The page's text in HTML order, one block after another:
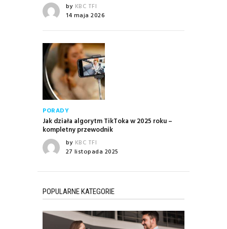
by KBC TFI
14 maja 2026
PORADY
Jak działa algorytm TikToka w 2025 roku –
kompletny przewodnik
by KBC TFI
27 listopada 2025
POPULARNE KATEGORIE